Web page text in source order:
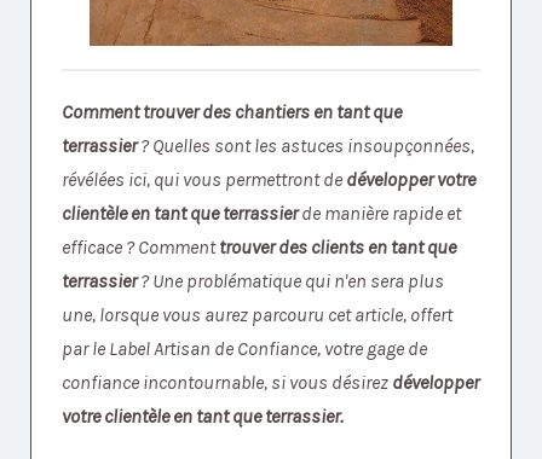
Comment trouver des chantiers en tant que
terrassier? Quelles sont les astuces insoupçonnées,
révélées ici, qui vous permettront de développer votre
clientèle en tant que terrassierde manière rapide et
efficace ? Commenttrouver des clients en tant que
terrassier? Une problématique qui n'en sera plus
une, lorsque vous aurez parcouru cet article, offert
par le Label Artisan de Confiance, votre gage de
confiance incontournable, si vous désirez développer
votre clientèle en tant que terrassier.